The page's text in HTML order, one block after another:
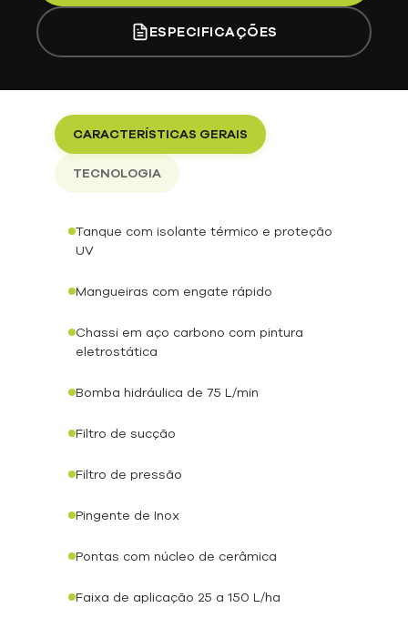
ESPECIFICAÇÕES
CARACTERÍSTICAS GERAIS
TECNOLOGIA
Tanque com isolante térmico e proteção
UV
Mangueiras com engate rápido
Chassi em aço carbono com pintura
eletrostática
Bomba hidráulica de 75 L/min
Filtro de sucção
Filtro de pressão
Pingente de Inox
Pontas com núcleo de cerâmica
Faixa de aplicação 25 a 150 L/ha